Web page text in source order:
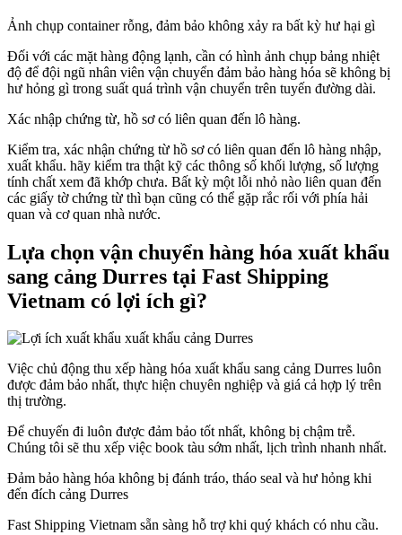
Ảnh chụp container rỗng, đảm bảo không xảy ra bất kỳ hư hại gì
Đối với các mặt hàng động lạnh, cần có hình ảnh chụp bảng nhiệt
độ để đội ngũ nhân viên vận chuyển đảm bảo hàng hóa sẽ không bị
hư hỏng gì trong suất quá trình vận chuyển trên tuyến đường dài.
Xác nhập chứng từ, hồ sơ có liên quan đến lô hàng.
Kiểm tra, xác nhận chứng từ hồ sơ có liên quan đến lô hàng nhập,
xuất khẩu. hãy kiểm tra thật kỹ các thông số khối lượng, số lượng
tính chất xem đã khớp chưa. Bất kỳ một lỗi nhỏ nào liên quan đến
các giấy tờ chứng từ thì bạn cũng có thể gặp rắc rối với phía hải
quan và cơ quan nhà nước.
Lựa chọn vận chuyển hàng hóa xuất khẩu
sang cảng Durres tại Fast Shipping
Vietnam có lợi ích gì?
Việc chủ động thu xếp hàng hóa xuất khẩu sang cảng Durres luôn
được đảm bảo nhất, thực hiện chuyên nghiệp và giá cả hợp lý trên
thị trường.
Để chuyến đi luôn được đảm bảo tốt nhất, không bị chậm trễ.
Chúng tôi sẽ thu xếp việc book tàu sớm nhất, lịch trình nhanh nhất.
Đảm bảo hàng hóa không bị đánh tráo, tháo seal và hư hỏng khi
đến đích cảng Durres
Fast Shipping Vietnam sẵn sàng hỗ trợ khi quý khách có nhu cầu.